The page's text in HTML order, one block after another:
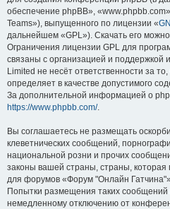
обеспечение phpBB»,
Teams»), выпущенного по лицензии «
дальнейшем «GPL»). Скачать его
Ограничения лицензии GPL для
связаны с организацией и поддержкой
Limited не несёт ответственности за
определяет в качестве допустимого
За дополнительной информацией о
https://www.phpbb.com/.
Вы соглашаетесь не размещать
клеветнических сообщений,
национальной розни и прочих
законы вашей страны, страны, которая
для форумов «Форум "Онлайн
Попытки размещения таких сообщений
немедленному отключению от